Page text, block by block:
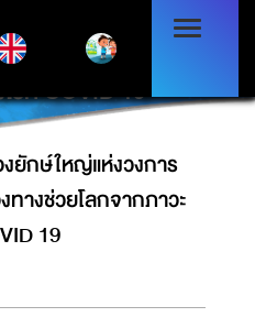
สองยักษ์ใหญ่แห่งวงการ
ทางช่วยโลกจากภาวะ
รค COVID 19
ยักษ์ใหญ่แห่งวงการ
างช่วยโลกจากภาวะ
19